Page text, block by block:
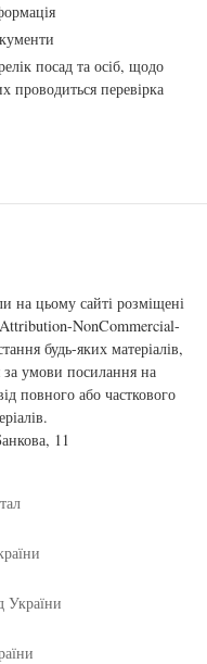
посад та осіб, щодо
проводиться перевірка
на цьому сайті розміщені
NonCommercial-
будь-яких матеріалів,
за умови посилання на
повного або часткового
11
України